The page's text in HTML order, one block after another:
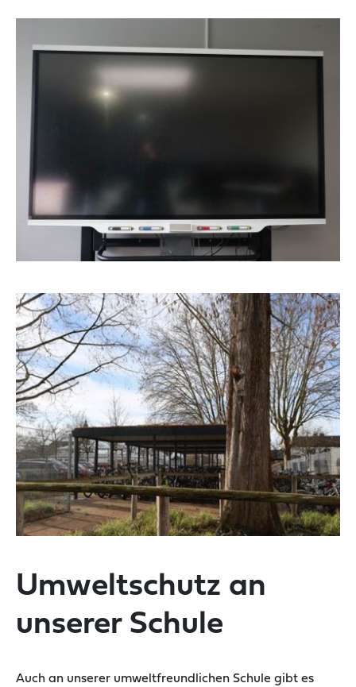
Umweltschutz an
unserer Schule
Auch an unserer umweltfreundlichen Schule gibt es